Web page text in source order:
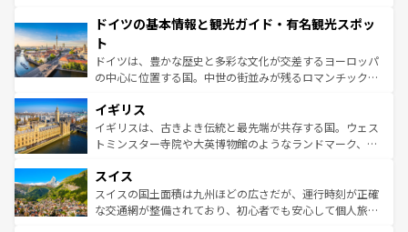
せる。地方によって風土や気候が異なるスペインはその個
ンテンツ一覧 を参照してほしい。
で、幅広い魅力が詰まっている。華麗な宮殿、歴史的な大
聖堂、美しいビーチ、そして豊かな自然が、訪れる者を心
から魅了する。また、フランスは美食の国としても知ら
れ、フランス料理はユネスコ無形文化遺産にも登録されて
香り高いラベンダー畑など、多彩な楽しみ方が可能だ。さ
らに、パリ以外の地域にも魅力が溢れており、どの街角に
も豊かな歴史と文化が息づいている。パリ以外の個性あふ
を参照してほしい。
ドイツの基本情報と観光ガイド・有名観光スポッ
ト
ドイツは、豊かな歴史と多彩な文化が交差するヨーロッパ
の中心に位置する国。中世の街並みが残るロマンチック街
顔を持つこの国は、どこを歩いても飽きることがない。ベ
ルリンの文化的活気、バイエルン州のアルプスの絶景、そ
してライン川沿いのワイン畑といった風景は必見。ビール
は、お酒好きな人にはぜひ体験してほしい。 なお、新着の
ドイツ情報はコンテンツ一覧を参照してほしい。
イギリス
イギリスは、古きよき伝統と最先端が共存する国。ウェス
トミンスター寺院や大英博物館のようなランドマーク、歴
リアごとに異なる魅力がある。また、優雅なアフタヌーン
ティー、ビール好きにはたまらない英国パブ、サッカー観
戦など、本場だからこそできる体験も豊富。イギリスを旅
スイス
スイスの国土面積は九州ほどの広さだが、運行時刻が正確
な交通網が整備されており、初心者でも安心して個人旅行